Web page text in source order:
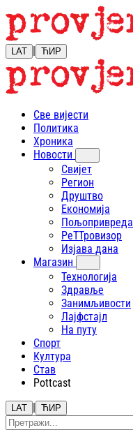
LAT | ЋИР
Све вијести
Политика
Хроника
Новости
Свијет
Регион
Друштво
Економија
Пољопривреда
РеТТровизор
Изјава дана
Магазин
Технологија
Здравље
Занимљивости
Лајфстajл
На путу
Спорт
Култура
Став
Pottcast
LAT | ЋИР